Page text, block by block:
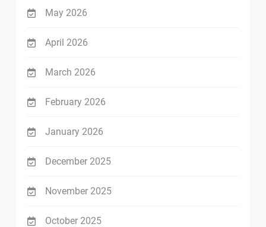
May 2026
April 2026
March 2026
February 2026
January 2026
December 2025
November 2025
October 2025